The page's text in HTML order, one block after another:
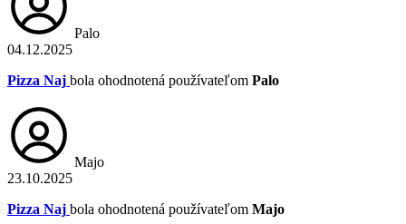
Palo
04.12.2025
Pizza Naj bola ohodnotená používateľom Palo
Majo
23.10.2025
Pizza Naj bola ohodnotená používateľom Majo